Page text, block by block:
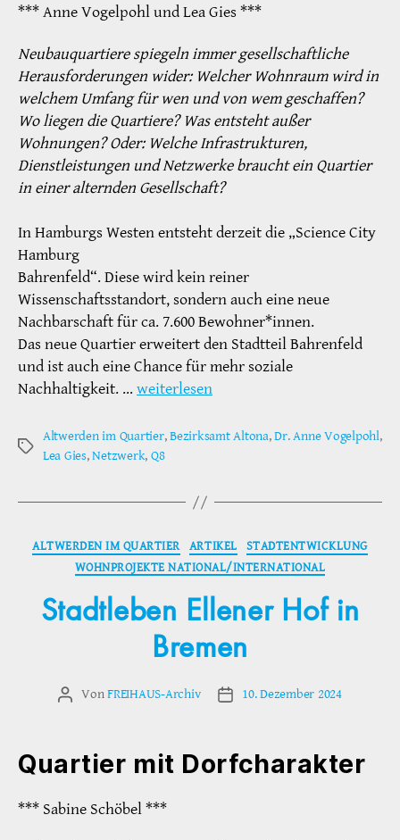
*** Anne Vogelpohl und Lea Gies ***
Neubauquartiere spiegeln immer gesellschaftliche
Herausforderungen wider: Welcher Wohnraum wird in
welchem Umfang für wen und von wem geschaffen?
Wo liegen die Quartiere? Was entsteht außer
Wohnungen? Oder: Welche Infrastrukturen,
Dienstleistungen und Netzwerke braucht ein Quartier
in einer alternden Gesellschaft?
In Hamburgs Westen entsteht derzeit die „Science City
Hamburg
Bahrenfeld“. Diese wird kein reiner
Wissenschaftsstandort, sondern auch eine neue
Nachbarschaft für ca. 7.600 Bewohner*innen.
Das neue Quartier erweitert den Stadtteil Bahrenfeld
und ist auch eine Chance für mehr soziale
Nachhaltigkeit. … weiterlesen
Schlagwörter
Altwerden im Quartier,Bezirksamt Altona,Dr. Anne Vogelpohl,
Lea Gies,Netzwerk, Q8
Kategorien
ALTWERDEN IM QUARTIER ARTIKEL
STADTENTWICKLUNG
WOHNPROJEKTE NATIONAL/INTERNATIONAL
Stadtleben Ellener Hof in
Bremen
Beitragsautor
VonFREIHAUS-Archiv Veröffentlichungsdatum
10. Dezember 2024
Quartier mit Dorfcharakter
*** Sabine Schöbel ***